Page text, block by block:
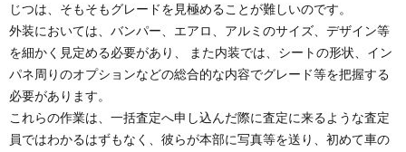
じつは、そもそもグレードを見極めることが難しいのです。
外装においては、バンパー、エアロ、アルミのサイズ、デザイン等
を細かく見定める必要があり、 また内装では、シートの形状、イン
パネ周りのオプションなどの総合的な内容でグレード等を把握する
必要があります。
これらの作業は、一括査定へ申し込んだ際に査定に来るような査定
員ではわかるはずもなく、彼らが本部に写真等を送り、初めて車の